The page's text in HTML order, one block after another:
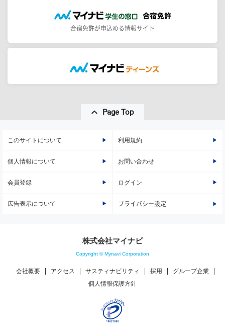
合宿免許が申込める情報サイト
Page Top
このサイトについて 利用規約
個人情報について お問い合わせ
会員登録 ログイン
広告表示について プライバシー設定
株式会社マイナビ
Copyright © Mynavi Corporation
会社概要 アクセス サスティナビリティ 採用
グループ企業
個人情報保護方針